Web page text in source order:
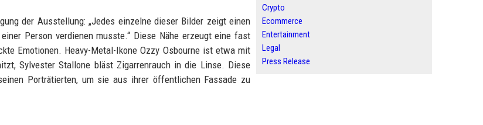
der Ausstellung: „Jedes einzelne dieser Bilder zeigt einen
Person verdienen musste.“ Diese Nähe erzeugt eine fast
Emotionen. Heavy-Metal-Ikone Ozzy Osbourne ist etwa mit
Sylvester Stallone bläst Zigarrenrauch in die Linse. Diese
Porträtierten, um sie aus ihrer öffentlichen Fassade zu
Crypto
Ecommerce
Entertainment
Legal
Press Release